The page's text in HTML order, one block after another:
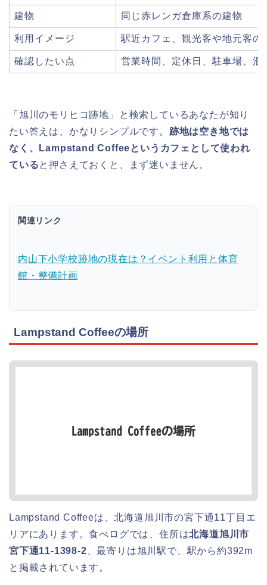
建物 同じ赤レンガ倉庫系の建物
利用イメージ 駅近カフェ、観光客や地元客の
確認したい点 営業時間、定休日、駐車場、混
「旭川のモリヒコ跡地」と検索しているあなたが知り
たい答えは、かなりシンプルです。 跡地は空き地では
なく、Lampstand Coffeeというカフェとして使われ
ていると押さえておくと、まず迷いません。
関連リンク
内山下小学校跡地の現在は？イベント利用と体育
館・整備計画
Lampstand Coffeeの場所
Lampstand Coffeeは、北海道旭川市の宮下通11丁目エ
リアにあります。食べログでは、住所は北海道旭川市
宮下通11-1398-2 、最寄りは旭川駅で、駅から約392m
と掲載されています。